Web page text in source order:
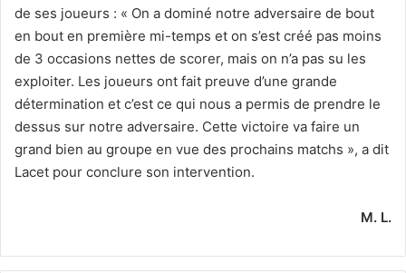
de ses joueurs : « On a dominé notre adversaire de bout
en bout en première mi-temps et on s’est créé pas moins
de 3 occasions nettes de scorer, mais on n’a pas su les
exploiter. Les joueurs ont fait preuve d’une grande
détermination et c’est ce qui nous a permis de prendre le
dessus sur notre adversaire. Cette victoire va faire un
grand bien au groupe en vue des prochains matchs », a dit
Lacet pour conclure son intervention.
M. L.